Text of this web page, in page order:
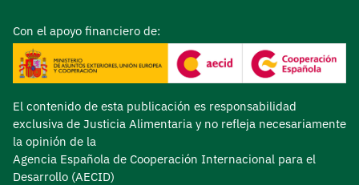
Con el apoyo financiero de:
El contenido de esta publicación es responsabilidad
exclusiva de Justicia Alimentaria y no refleja necesariamente
la opinión de la
Agencia Española de Cooperación Internacional para el
Desarrollo (AECID)